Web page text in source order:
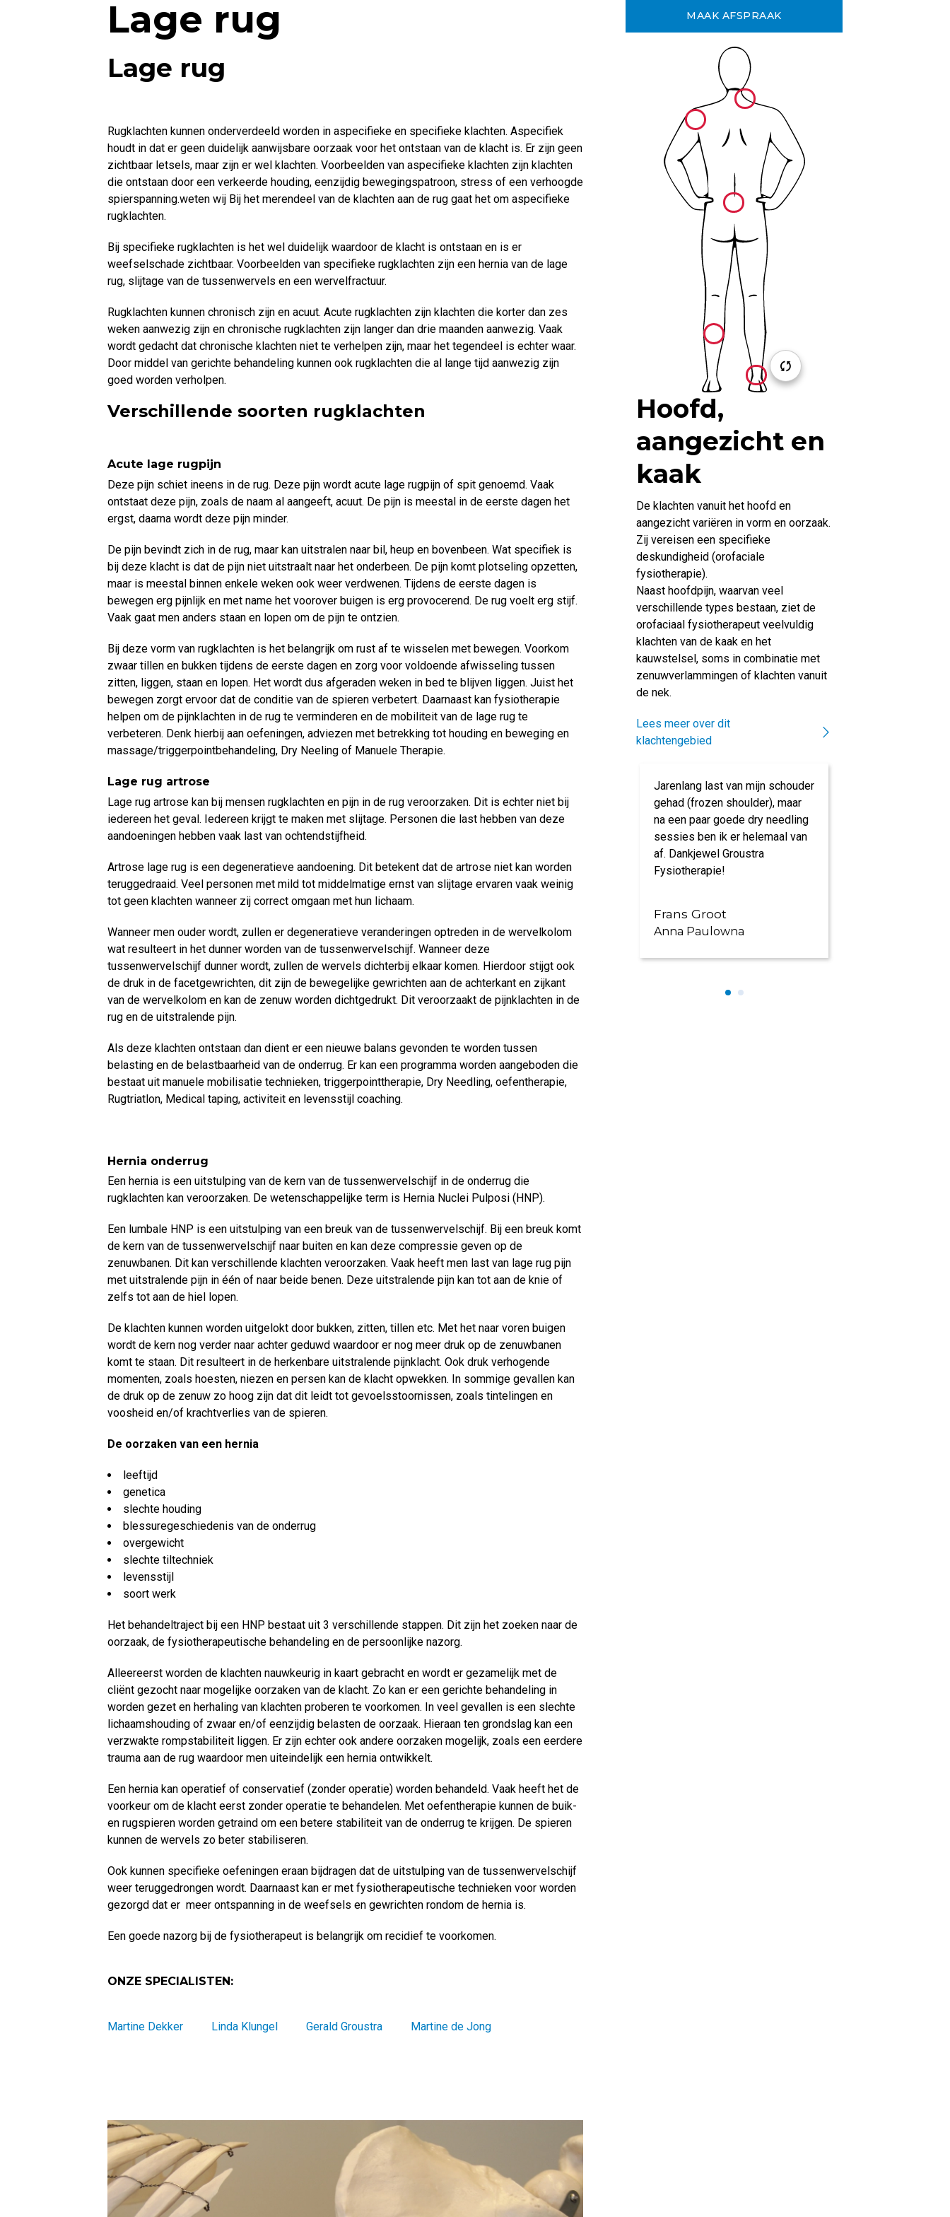
Lage rug
Lage rug
Rugklachten kunnen onderverdeeld worden in aspecifieke en specifieke klachten. Aspecifiek
houdt in dat er geen duidelijk aanwijsbare oorzaak voor het ontstaan van de klacht is. Er zijn geen
zichtbaar letsels, maar zijn er wel klachten. Voorbeelden van aspecifieke klachten zijn klachten
die ontstaan door een verkeerde houding, eenzijdig bewegingspatroon, stress of een verhoogde
spierspanning.weten wij Bij het merendeel van de klachten aan de rug gaat het om aspecifieke
rugklachten.
Bij specifieke rugklachten is het wel duidelijk waardoor de klacht is ontstaan en is er
weefselschade zichtbaar. Voorbeelden van specifieke rugklachten zijn een hernia van de lage
rug, slijtage van de tussenwervels en een wervelfractuur.
Rugklachten kunnen chronisch zijn en acuut. Acute rugklachten zijn klachten die korter dan zes
weken aanwezig zijn en chronische rugklachten zijn langer dan drie maanden aanwezig. Vaak
wordt gedacht dat chronische klachten niet te verhelpen zijn, maar het tegendeel is echter waar.
Door middel van gerichte behandeling kunnen ook rugklachten die al lange tijd aanwezig zijn
goed worden verholpen.
Verschillende soorten rugklachten
Acute lage rugpijn
Deze pijn schiet ineens in de rug. Deze pijn wordt acute lage rugpijn of spit genoemd. Vaak
ontstaat deze pijn, zoals de naam al aangeeft, acuut. De pijn is meestal in de eerste dagen het
ergst, daarna wordt deze pijn minder.
De pijn bevindt zich in de rug, maar kan uitstralen naar bil, heup en bovenbeen. Wat specifiek is
bij deze klacht is dat de pijn niet uitstraalt naar het onderbeen. De pijn komt plotseling opzetten,
maar is meestal binnen enkele weken ook weer verdwenen. Tijdens de eerste dagen is
bewegen erg pijnlijk en met name het voorover buigen is erg provocerend. De rug voelt erg stijf.
Vaak gaat men anders staan en lopen om de pijn te ontzien.
Bij deze vorm van rugklachten is het belangrijk om rust af te wisselen met bewegen. Voorkom
zwaar tillen en bukken tijdens de eerste dagen en zorg voor voldoende afwisseling tussen
zitten, liggen, staan en lopen. Het wordt dus afgeraden weken in bed te blijven liggen. Juist het
bewegen zorgt ervoor dat de conditie van de spieren verbetert. Daarnaast kan fysiotherapie
helpen om de pijnklachten in de rug te verminderen en de mobiliteit van de lage rug te
verbeteren. Denk hierbij aan oefeningen, adviezen met betrekking tot houding en beweging en
massage/triggerpointbehandeling, Dry Neeling of Manuele Therapie.
Lage rug artrose
Lage rug artrose kan bij mensen rugklachten en pijn in de rug veroorzaken. Dit is echter niet bij
iedereen het geval. Iedereen krijgt te maken met slijtage. Personen die last hebben van deze
aandoeningen hebben vaak last van ochtendstijfheid.
Artrose lage rug is een degeneratieve aandoening. Dit betekent dat de artrose niet kan worden
teruggedraaid. Veel personen met mild tot middelmatige ernst van slijtage ervaren vaak weinig
tot geen klachten wanneer zij correct omgaan met hun lichaam.
Wanneer men ouder wordt, zullen er degeneratieve veranderingen optreden in de wervelkolom
wat resulteert in het dunner worden van de tussenwervelschijf. Wanneer deze
tussenwervelschijf dunner wordt, zullen de wervels dichterbij elkaar komen. Hierdoor stijgt ook
de druk in de facetgewrichten, dit zijn de bewegelijke gewrichten aan de achterkant en zijkant
van de wervelkolom en kan de zenuw worden dichtgedrukt. Dit veroorzaakt de pijnklachten in de
rug en de uitstralende pijn.
Als deze klachten ontstaan dan dient er een nieuwe balans gevonden te worden tussen
belasting en de belastbaarheid van de onderrug. Er kan een programma worden aangeboden die
bestaat uit manuele mobilisatie technieken, triggerpointtherapie, Dry Needling, oefentherapie,
Rugtriatlon, Medical taping, activiteit en levensstijl coaching.
Hernia onderrug
Een hernia is een uitstulping van de kern van de tussenwervelschijf in de onderrug die
rugklachten kan veroorzaken. De wetenschappelijke term is Hernia Nuclei Pulposi (HNP).
Een lumbale HNP is een uitstulping van een breuk van de tussenwervelschijf. Bij een breuk komt
de kern van de tussenwervelschijf naar buiten en kan deze compressie geven op de
zenuwbanen. Dit kan verschillende klachten veroorzaken. Vaak heeft men last van lage rug pijn
met uitstralende pijn in één of naar beide benen. Deze uitstralende pijn kan tot aan de knie of
zelfs tot aan de hiel lopen.
De klachten kunnen worden uitgelokt door bukken, zitten, tillen etc. Met het naar voren buigen
wordt de kern nog verder naar achter geduwd waardoor er nog meer druk op de zenuwbanen
komt te staan. Dit resulteert in de herkenbare uitstralende pijnklacht. Ook druk verhogende
momenten, zoals hoesten, niezen en persen kan de klacht opwekken. In sommige gevallen kan
de druk op de zenuw zo hoog zijn dat dit leidt tot gevoelsstoornissen, zoals tintelingen en
voosheid en/of krachtverlies van de spieren.
De oorzaken van een hernia
leeftijd
genetica
slechte houding
blessuregeschiedenis van de onderrug
overgewicht
slechte tiltechniek
levensstijl
soort werk
Het behandeltraject bij een HNP bestaat uit 3 verschillende stappen. Dit zijn het zoeken naar de
oorzaak, de fysiotherapeutische behandeling en de persoonlijke nazorg.
Alleereerst worden de klachten nauwkeurig in kaart gebracht en wordt er gezamelijk met de
cliënt gezocht naar mogelijke oorzaken van de klacht. Zo kan er een gerichte behandeling in
worden gezet en herhaling van klachten proberen te voorkomen. In veel gevallen is een slechte
lichaamshouding of zwaar en/of eenzijdig belasten de oorzaak. Hieraan ten grondslag kan een
verzwakte rompstabiliteit liggen. Er zijn echter ook andere oorzaken mogelijk, zoals een eerdere
trauma aan de rug waardoor men uiteindelijk een hernia ontwikkelt.
Een hernia kan operatief of conservatief (zonder operatie) worden behandeld. Vaak heeft het de
voorkeur om de klacht eerst zonder operatie te behandelen. Met oefentherapie kunnen de buik-
en rugspieren worden getraind om een betere stabiliteit van de onderrug te krijgen. De spieren
kunnen de wervels zo beter stabiliseren.
Ook kunnen specifieke oefeningen eraan bijdragen dat de uitstulping van de tussenwervelschijf
weer teruggedrongen wordt. Daarnaast kan er met fysiotherapeutische technieken voor worden
gezorgd dat er meer ontspanning in de weefsels en gewrichten rondom de hernia is.
Een goede nazorg bij de fysiotherapeut is belangrijk om recidief te voorkomen.
ONZE SPECIALISTEN:
Martine Dekker Linda Klungel Gerald Groustra Martine de Jong
MAAK AFSPRAAK
Hoofd,
aangezicht en
kaak
De klachten vanuit het hoofd en
aangezicht variëren in vorm en oorzaak.
Zij vereisen een specifieke
deskundigheid (orofaciale
fysiotherapie).
Naast hoofdpijn, waarvan veel
verschillende types bestaan, ziet de
orofaciaal fysiotherapeut veelvuldig
klachten van de kaak en het
kauwstelsel, soms in combinatie met
zenuwverlammingen of klachten vanuit
de nek.
Lees meer over dit
klachtengebied
Jarenlang last van mijn schouder
gehad (frozen shoulder), maar
na een paar goede dry needling
sessies ben ik er helemaal van
af. Dankjewel Groustra
Fysiotherapie!
Frans Groot
Anna Paulowna